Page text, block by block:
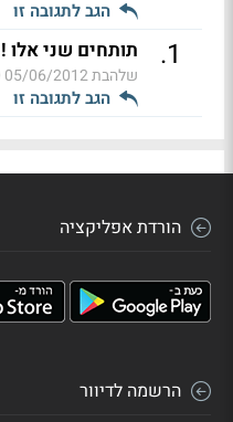
הגב לתגובה זו
1
. תותחים שני אלו !
שלהבת05/06/2012 13:50
הגב לתגובה זו
הורדת אפליקציה
הרשמה לדיוור